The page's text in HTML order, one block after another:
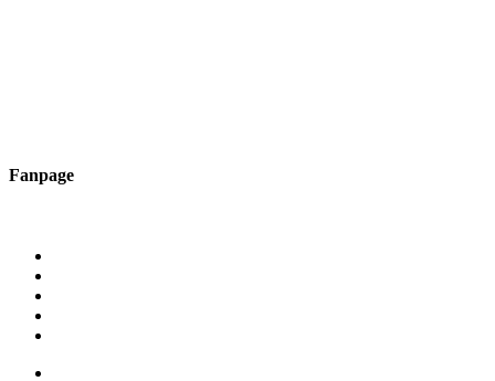
Fanpage